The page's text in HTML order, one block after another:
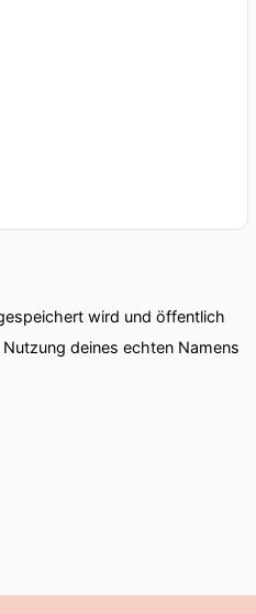
wird und öffentlich
deines echten Namens